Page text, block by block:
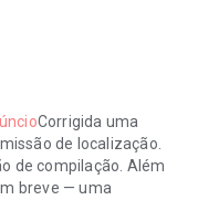
Corrigida uma
de localização.
de compilação. Além
breve — uma